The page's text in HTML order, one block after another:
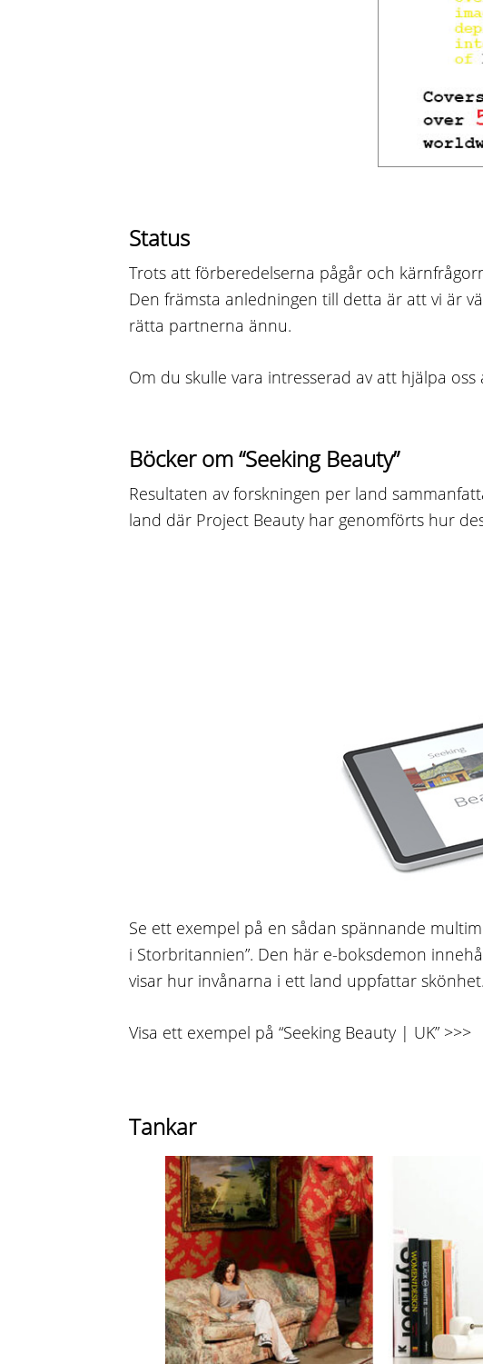
Status
Trots att förberedelserna pågår och
Den främsta anledningen till detta är att vi är
rätta partnerna ännu.
Om du skulle vara intresserad av att hjälpa
Böcker om “Seeking Beauty”
Resultaten av forskningen per land
land där Project Beauty har genomförts hur
Se ett exempel på en sådan spännande
i Storbritannien”. Den här e-boksdemon
visar hur invånarna i ett land uppfattar skönhet.
Visa ett exempel på “Seeking Beauty | UK” >>>
Tankar